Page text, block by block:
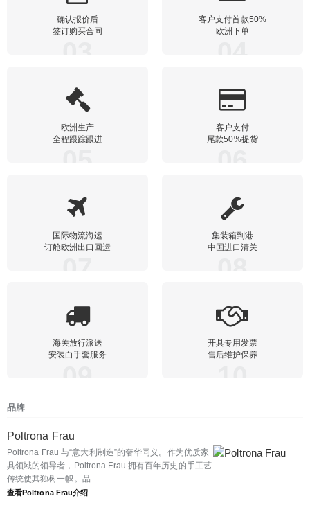
确认报价后
签订购买合同
客户支付首款50%
欧洲下单
欧洲生产
全程跟踪跟进
客户支付
尾款50%提货
国际物流海运
订舱欧洲出口回运
集装箱到港
中国进口清关
海关放行派送
安装白手套服务
开具专用发票
售后维护保养
品牌
Poltrona Frau
Poltrona Frau 与“意大利制造”的奢华同义。作为优质家
具领域的领导者，Poltrona Frau 拥有百年历史的手工艺
传统使其独树一帜。品……
查看Poltrona Frau介绍